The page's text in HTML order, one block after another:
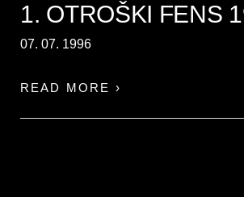
1. OTROŠKI FENS
07. 07. 1996
READ MORE ›